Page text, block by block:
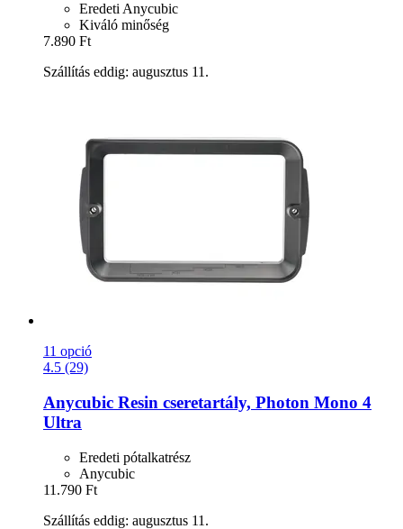
Eredeti Anycubic
Kiváló minőség
7.890 Ft
Szállítás eddig: augusztus 11.
11 opció
4.5 (29)
Anycubic Resin cseretartály, Photon Mono 4
Ultra
Eredeti pótalkatrész
Anycubic
11.790 Ft
Szállítás eddig: augusztus 11.